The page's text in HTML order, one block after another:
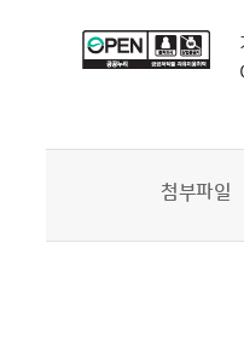
첨부파일